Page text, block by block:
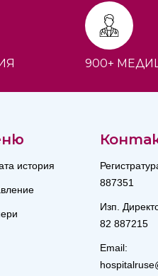
900+
история
887351
Изп.
82 887215
Email: